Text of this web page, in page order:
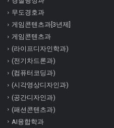
무도경호과
게임콘텐츠과[3년제]
게임콘텐츠과
(라이프디자인학과)
(전기차드론과)
(컴퓨터코딩과)
(시각영상디자인과)
(공간디자인과)
(패션콘텐츠과)
AI융합학과